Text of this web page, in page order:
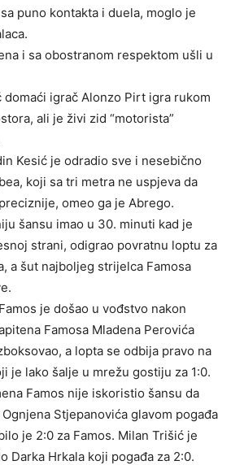
puno kontakta i duela, moglo je
i sa obostranom respektom ušli u
domaći igrač Alonzo Pirt igra rukom
ali je živi zid “motorista”
Kesić je odradio sve i nesebično
koji sa tri metra ne uspjeva da
omeo ga je Abrego.
šansu imao u 30. minuti kad je
strani, odigrao povratnu loptu za
a šut najboljeg strijelca Famosa
je došao u vođstvo nakon
Famosa Mladena Perovića
a lopta se odbija pravo na
je lako šalje u mrežu gostiju za 1:0.
Famos nije iskoristio šansu da
Stjepanovića glavom pogađa
je 2:0 za Famos. Milan Trišić je
Darka Hrkala koji pogađa za 2:0.